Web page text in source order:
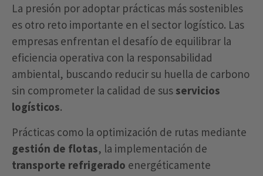
La presión por adoptar prácticas más sostenibles
es otro reto importante en el sector logístico. Las
empresas enfrentan el desafío de equilibrar la
eficiencia operativa con la responsabilidad
ambiental, buscando reducir su huella de carbono
sin comprometer la calidad de sus servicios
logísticos.
Prácticas como la optimización de rutas mediante
gestión de flotas, la implementación de
transporte refrigerado energéticamente